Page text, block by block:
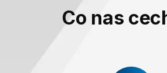
Co nas